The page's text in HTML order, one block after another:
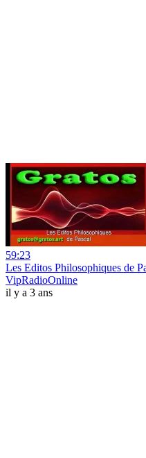
59:23
Les Editos Philosophiques de
VipRadioOnline
il y a 3 ans